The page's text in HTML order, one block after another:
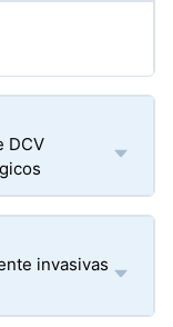
DCV
invasivas